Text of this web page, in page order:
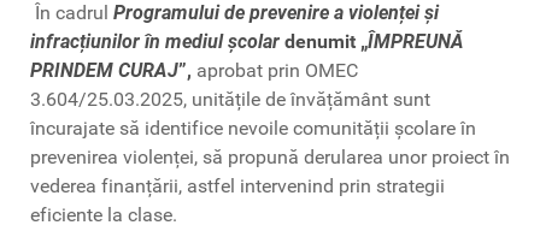
În cadrul Programului de prevenire a violenței și
infracțiunilor în mediul școlar denumit „ÎMPREUNĂ
PRINDEM CURAJ”, aprobat prin OMEC
3.604/25.03.2025, unitățile de învățământ sunt
încurajate să identifice nevoile comunității școlare în
prevenirea violenței, să propună derularea unor proiect în
vederea finanțării, astfel intervenind prin strategii
eficiente la clase.